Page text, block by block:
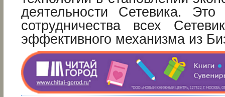
деятельности Сетевика.
сотрудничества всех
эффективного механизма из